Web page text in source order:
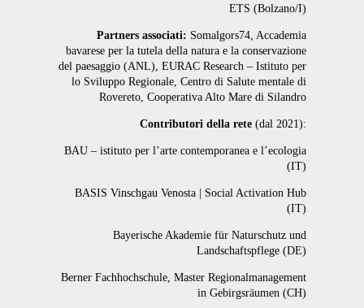
ETS (Bolzano/I)
Partners associati: Somalgors74, Accademia
bavarese per la tutela della natura e la conservazione
del paesaggio (ANL), EURAC Research – Istituto per
lo Sviluppo Regionale, Centro di Salute mentale di
Rovereto, Cooperativa Alto Mare di Silandro
Contributori della rete(dal 2021):
BAU – istituto per l’arte contemporanea e l’ecologia
(IT)
BASIS Vinschgau Venosta | Social Activation Hub
(IT)
Bayerische Akademie für Naturschutz und
Landschaftspflege (DE)
Berner Fachhochschule, Master Regionalmanagement
in Gebirgsräumen (CH)